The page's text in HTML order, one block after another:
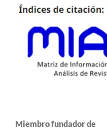
Miembro fundador de